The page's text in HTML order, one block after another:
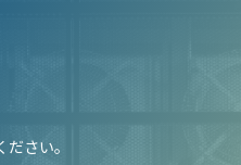
さい。